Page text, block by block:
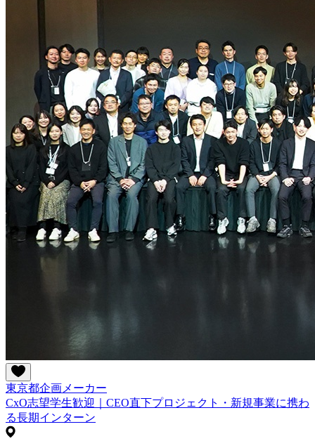
東京都企画 メーカー
CxO志望学生歓迎｜CEO直下プロジェクト・新規事業に携わ
る長期インターン